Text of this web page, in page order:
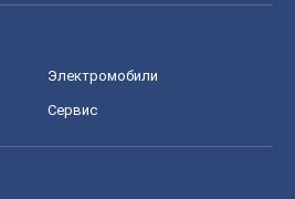
Электромобили
Сервис